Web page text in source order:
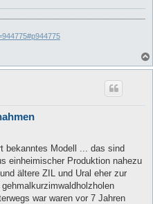
bekanntes Modell ... das sind
einheimischer Produktion nahezu
ältere ZIL und Ural eher zur
war waren vor 7 Jahren